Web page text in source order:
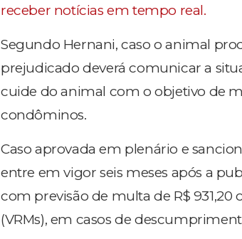
receber notícias em tempo real.
Segundo Hernani, caso o animal
prejudicado deverá comunicar a
cuide do animal com o objetivo de
condôminos.
Caso aprovada em plenário e
entre em vigor seis meses após a
com previsão de multa de R$ 931,20
(VRMs), em casos de